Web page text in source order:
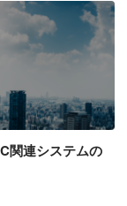
関連システムの